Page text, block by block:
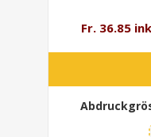
Fr. 36.85